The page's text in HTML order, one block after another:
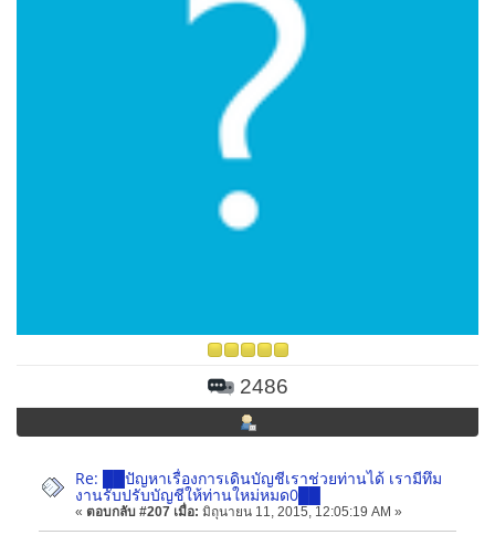
2486
Re: ██ปัญหาเรื่องการเดินบัญชีเราช่วยท่านได้ เรามีทึม
งานรับปรับบัญชีให้ท่านใหม่หมด0██
« ตอบกลับ #207 เมื่อ: มิถุนายน 11, 2015, 12:05:19 AM »